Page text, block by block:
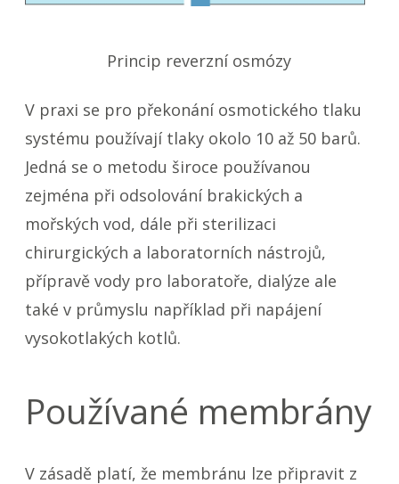
Princip reverzní osmózy
V praxi se pro překonání osmotického tlaku
systému používají tlaky okolo 10 až 50 barů.
Jedná se o metodu široce používanou
zejména při odsolování brakických a
mořských vod, dále při sterilizaci
chirurgických a laboratorních nástrojů,
přípravě vody pro laboratoře, dialýze ale
také v průmyslu například při napájení
vysokotlakých kotlů.
Používané membrány
V zásadě platí, že membránu lze připravit z